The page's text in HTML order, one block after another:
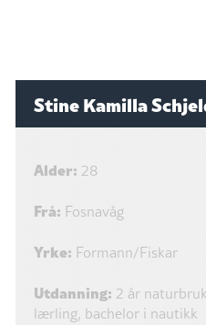
Stine Kamilla
Alder: 28
Frå: Fosnavåg
Yrke: Formann/Fiskar
Utdanning: 2 år
lærling, bachelor i nautikk